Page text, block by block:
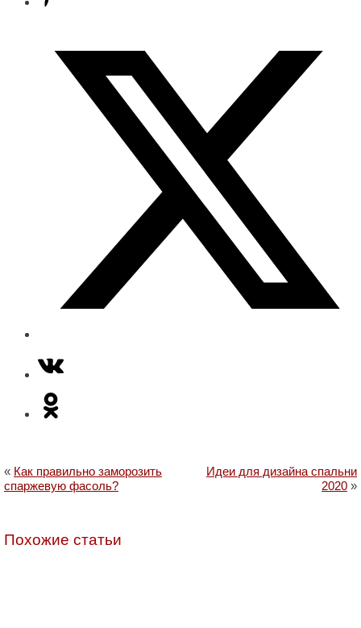
« Как правильно заморозить
спаржевую фасоль?
Идеи для дизайна спальни
2020 »
Похожие статьи